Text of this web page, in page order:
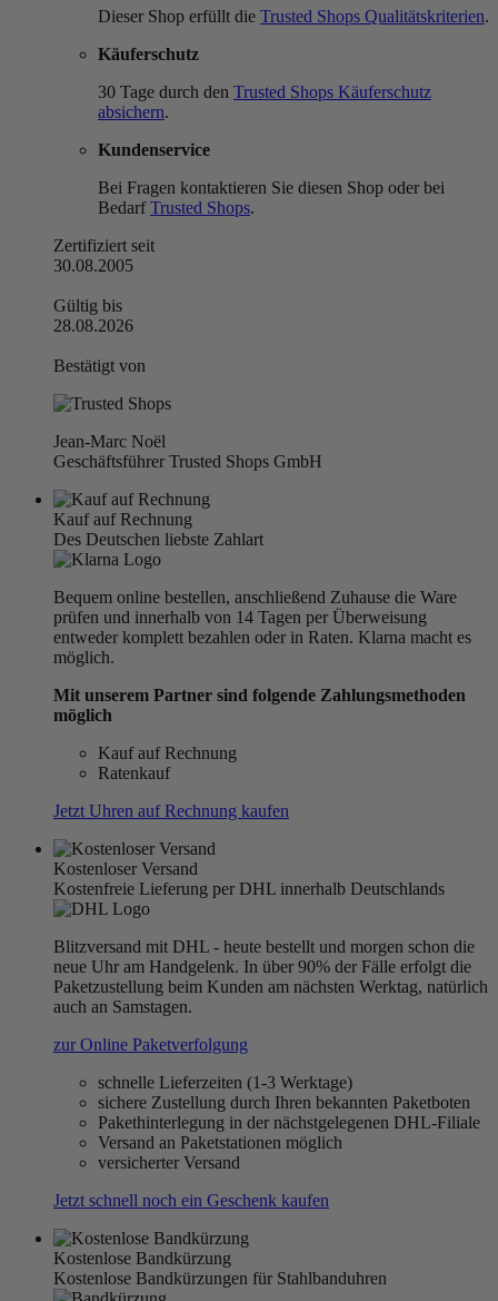
Dieser Shop erfüllt die Trusted Shops Qualitätskriterien.
Käuferschutz
30 Tage durch den Trusted Shops Käuferschutz
absichern.
Kundenservice
Bei Fragen kontaktieren Sie diesen Shop oder bei
BedarfTrusted Shops.
Zertifiziert seit
30.08.2005
Gültig bis
28.08.2026
Bestätigt von
Jean-Marc Noël
Geschäftsführer Trusted Shops GmbH
Kauf auf Rechnung
Des Deutschen liebste Zahlart
Bequem online bestellen, anschließend Zuhause die Ware
prüfen und innerhalb von 14 Tagen per Überweisung
entweder komplett bezahlen oder in Raten. Klarna macht es
möglich.
Mit unserem Partner sind folgende Zahlungsmethoden
möglich
Kauf auf Rechnung
Ratenkauf
Jetzt Uhren auf Rechnung kaufen
Kostenloser Versand
Kostenfreie Lieferung per DHL innerhalb Deutschlands
Blitzversand mit DHL - heute bestellt und morgen schon die
neue Uhr am Handgelenk. In über 90% der Fälle erfolgt die
Paketzustellung beim Kunden am nächsten Werktag, natürlich
auch an Samstagen.
zur Online Paketverfolgung
schnelle Lieferzeiten (1-3 Werktage)
sichere Zustellung durch Ihren bekannten Paketboten
Pakethinterlegung in der nächstgelegenen DHL-Filiale
Versand an Paketstationen möglich
versicherter Versand
Jetzt schnell noch ein Geschenk kaufen
Kostenlose Bandkürzung
Kostenlose Bandkürzungen für Stahlbanduhren